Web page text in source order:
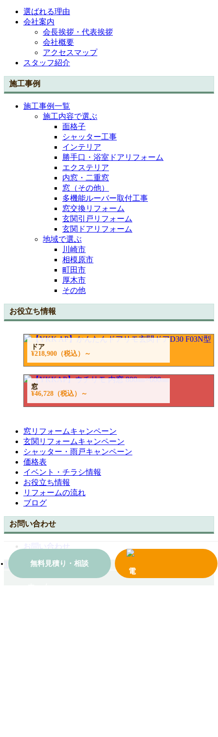
無料見積り・相談
選ばれる理由
会社案内
会長挨拶・代表挨拶
会社概要
アクセスマップ
スタッフ紹介
施工事例
施工事例一覧
施工内容で選ぶ
面格子
シャッター工事
インテリア
勝手口・浴室ドアリフォーム
エクステリア
内窓・二重窓
窓（その他）
多機能ルーバー取付工事
窓交換リフォーム
玄関引戸リフォーム
玄関ドアリフォーム
地域で選ぶ
川崎市
相模原市
町田市
厚木市
その他
お役立ち情報
ドア
¥218,900（税込）～
窓
¥46,728（税込）～
窓リフォームキャンペーン
玄関リフォームキャンペーン
シャッター・雨戸キャンペーン
価格表
イベント・チラシ情報
お役立ち情報
リフォームの流れ
ブログ
お問い合わせ
お問い合わせ
TOPへ戻る